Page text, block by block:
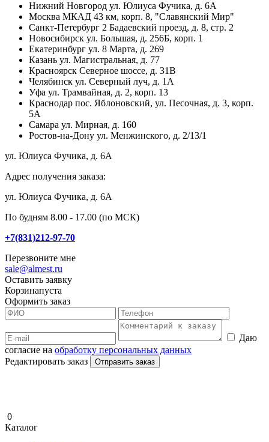
Нижний Новгород ул. Юлиуса Фучика, д. 6А
Москва МКАД 43 км, корп. 8, "Славянский Мир"
Санкт-Петербург 2 Бадаевский проезд, д. 8, стр. 2
Новосибирск ул. Большая, д. 256Б, корп. 1
Екатеринбург ул. 8 Марта, д. 269
Казань ул. Магистральная, д. 77
Красноярск Северное шоссе, д. 31В
Челябинск ул. Северный луч, д. 1А
Уфа ул. Трамвайная, д. 2, корп. 13
Краснодар пос. Яблоновский, ул. Песочная, д. 3, корп.
5А
Самара ул. Мирная, д. 160
Ростов-на-Дону ул. Менжинского, д. 2/13/1
ул. Юлиуса Фучика, д. 6А
Адрес получения заказа:
ул. Юлиуса Фучика, д. 6А
По будням 8.00 - 17.00 (по МСК)
+7(831)212-97-70
Перезвоните мне
sale@almest.ru
Оставить заявку
Корзинапуста
Оформить заказ
Даю
согласие на обработку персональных данных
Редактировать заказ
Отправить заказ
0
Каталог